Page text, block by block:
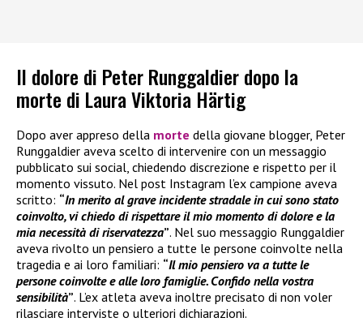
Il dolore di Peter Runggaldier dopo la
morte di Laura Viktoria Härtig
Dopo aver appreso della morte della giovane blogger, Peter
Runggaldier aveva scelto di intervenire con un messaggio
pubblicato sui social, chiedendo discrezione e rispetto per il
momento vissuto. Nel post Instagram l’ex campione aveva
scritto: “In merito al grave incidente stradale in cui sono stato
coinvolto, vi chiedo di rispettare il mio momento di dolore e la
mia necessità di riservatezza”. Nel suo messaggio Runggaldier
aveva rivolto un pensiero a tutte le persone coinvolte nella
tragedia e ai loro familiari: “Il mio pensiero va a tutte le
persone coinvolte e alle loro famiglie. Confido nella vostra
sensibilità”. L’ex atleta aveva inoltre precisato di non voler
rilasciare interviste o ulteriori dichiarazioni.